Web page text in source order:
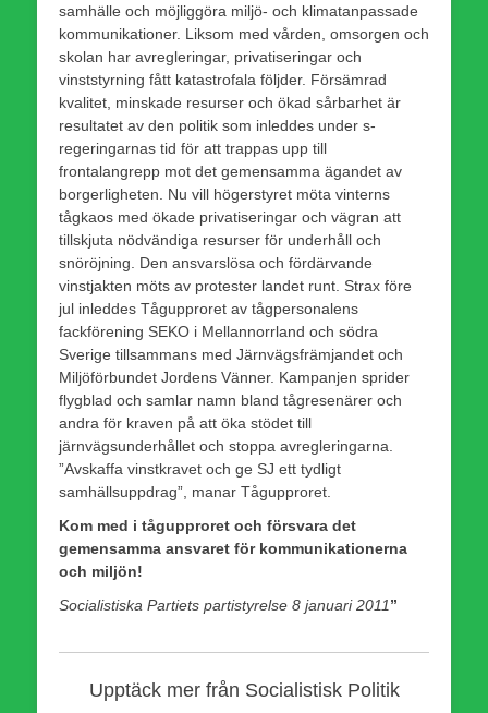
samhälle och möjliggöra miljö- och klimatanpassade
kommunikationer. Liksom med vården, omsorgen och
skolan har avregleringar, privatiseringar och
vinststyrning fått katastrofala följder. Försämrad
kvalitet, minskade resurser och ökad sårbarhet är
resultatet av den politik som inleddes under s-
regeringarnas tid för att trappas upp till
frontalangrepp mot det gemensamma ägandet av
borgerligheten. Nu vill högerstyret möta vinterns
tågkaos med ökade privatiseringar och vägran att
tillskjuta nödvändiga resurser för underhåll och
snöröjning. Den ansvarslösa och fördärvande
vinstjakten möts av protester landet runt. Strax före
jul inleddes Tågupproret av tågpersonalens
fackförening SEKO i Mellannorrland och södra
Sverige tillsammans med Järnvägsfrämjandet och
Miljöförbundet Jordens Vänner. Kampanjen sprider
flygblad och samlar namn bland tågresenärer och
andra för kraven på att öka stödet till
järnvägsunderhållet och stoppa avregleringarna.
”Avskaffa vinstkravet och ge SJ ett tydligt
samhällsuppdrag”, manar Tågupproret.
Kom med i tågupproret och försvara det
gemensamma ansvaret för kommunikationerna
och miljön!
Socialistiska Partiets partistyrelse 8 januari 2011”
Upptäck mer från Socialistisk Politik